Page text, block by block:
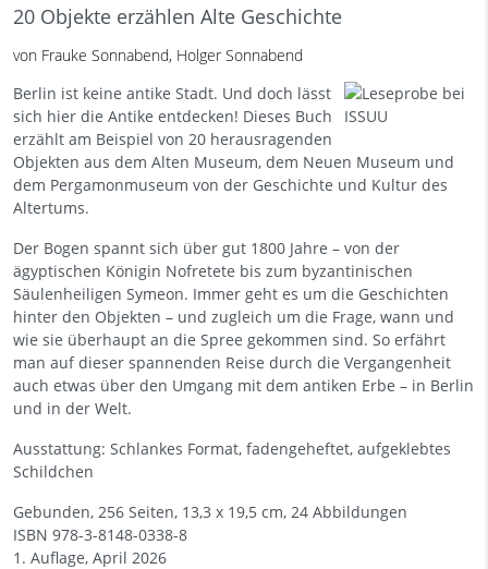
20 Objekte erzählen Alte Geschichte
von Frauke Sonnabend, Holger Sonnabend
Berlin ist keine antike Stadt. Und doch lässt
sich hier die Antike entdecken! Dieses Buch
erzählt am Beispiel von 20 herausragenden
Objekten aus dem Alten Museum, dem Neuen Museum und
dem Pergamonmuseum von der Geschichte und Kultur des
Altertums.
Der Bogen spannt sich über gut 1800 Jahre – von der
ägyptischen Königin Nofretete bis zum byzantinischen
Säulenheiligen Symeon. Immer geht es um die Geschichten
hinter den Objekten – und zugleich um die Frage, wann und
wie sie überhaupt an die Spree gekommen sind. So erfährt
man auf dieser spannenden Reise durch die Vergangenheit
auch etwas über den Umgang mit dem antiken Erbe – in Berlin
und in der Welt.
Ausstattung: Schlankes Format, fadengeheftet, aufgeklebtes
Schildchen
Gebunden, 256 Seiten, 13,3 x 19,5 cm, 24 Abbildungen
ISBN 978-3-8148-0338-8
1. Auflage, April 2026